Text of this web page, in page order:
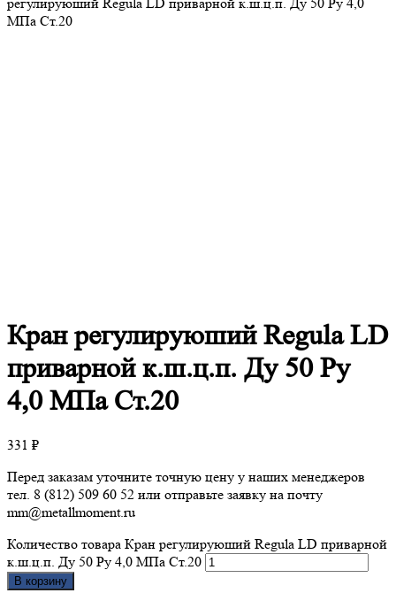
регулируюший Regula LD приварной к.ш.ц.п. Ду 50 Ру 4,0
МПа Ст.20
Кранрегулируюший Regula LD
приварной к.ш.ц.п. Ду 50 Ру
4,0 МПа Ст.20
331 ₽
Перед заказам уточните точную цену у наших менеджеров
тел. 8 (812) 509 60 52 или отправьте заявку на почту
mm@metallmoment.ru
Количество товара Кран регулируюший Regula LD приварной
к.ш.ц.п. Ду 50 Ру 4,0 МПа Ст.20
В корзину